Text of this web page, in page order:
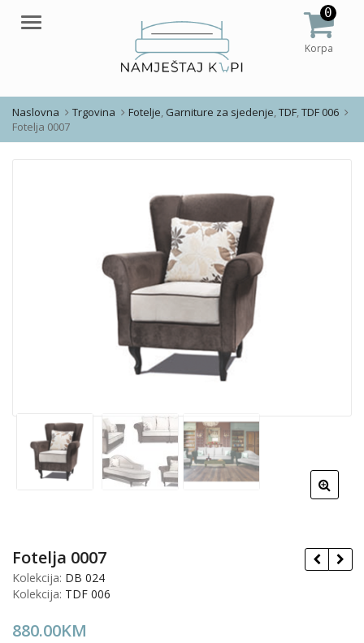
Meni
0
Korpa
Naslovna Trgovina Fotelje, Garniture za sjedenje,TDF,TDF 006
Fotelja 0007
Fotelja 0007
Kolekcija: DB 024
Kolekcija: TDF 006
880.00KM